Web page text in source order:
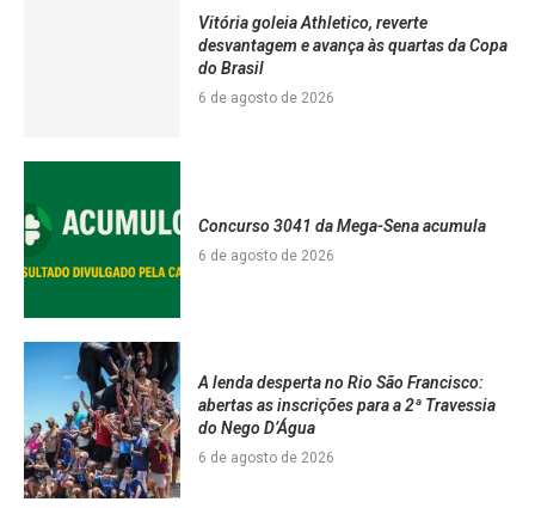
Vitória goleia Athletico, reverte
desvantagem e avança às quartas da Copa
do Brasil
6 de agosto de 2026
Concurso 3041 da Mega-Sena acumula
6 de agosto de 2026
A lenda desperta no Rio São Francisco:
abertas as inscrições para a 2ª Travessia
do Nego D’Água
6 de agosto de 2026